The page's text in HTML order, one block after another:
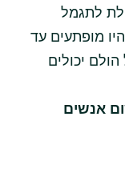
לתגמל
מופתעים עד
יכולים
אנשים